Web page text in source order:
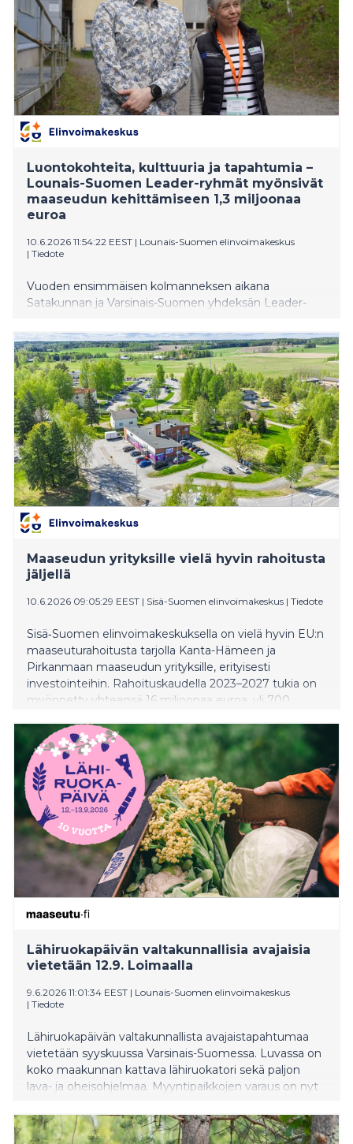
Luontokohteita, kulttuuria ja tapahtumia –
Lounais-Suomen Leader-ryhmät myönsivät
maaseudun kehittämiseen 1,3 miljoonaa
euroa
10.6.2026 11:54:22 EEST | Lounais-Suomen elinvoimakeskus
| Tiedote
Vuoden ensimmäisen kolmanneksen aikana
Satakunnan ja Varsinais-Suomen yhdeksän Leader-
maaseuturahoitusta paikalliseen kehittämiseen.
Kesällä useissa käynnistyvissä hankkeissa
kunnostetaan luontokohteita ja kylätaloja, järjestetään
tapahtumia ja tuodaan kulttuuria kaikkien saataville
talkoo- ja vapaaehtoisvoimin.
Maaseudun yrityksille vielä hyvin rahoitusta
jäljellä
10.6.2026 09:05:29 EEST | Sisä-Suomen elinvoimakeskus | Tiedote
Sisä‑Suomen elinvoimakeskuksella on vielä hyvin EU:n
maaseuturahoitusta tarjolla Kanta-Hämeen ja
Pirkanmaan maaseudun yrityksille, erityisesti
investointeihin. Rahoituskaudella 2023–2027 tukia on
myönnetty yhteensä 16 miljoonaa euroa, yli 700
valintajakso päättyy 15.8.2026.
Lähiruokapäivän valtakunnallisia avajaisia
vietetään 12.9. Loimaalla
9.6.2026 11:01:34 EEST | Lounais-Suomen elinvoimakeskus
| Tiedote
Lähiruokapäivän valtakunnallista avajaistapahtumaa
vietetään syyskuussa Varsinais-Suomessa. Luvassa on
koko maakunnan kattava lähiruokatori sekä paljon
lava- ja oheisohjelmaa. Myyntipaikkojen varaus on nyt